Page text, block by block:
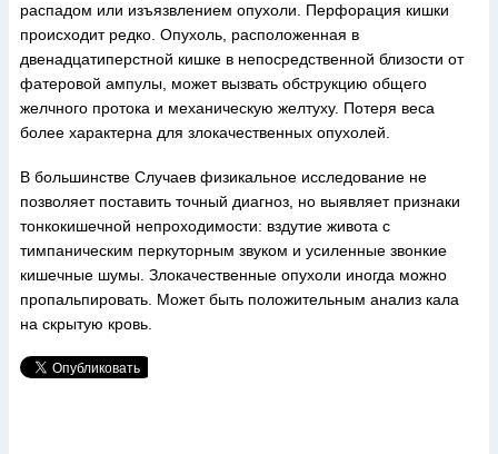
распадом или изъязвлением опухоли. Перфорация кишки
происходит редко. Опухоль, расположенная в
двенадцатиперстной кишке в непосредственной близости от
фатеровой ампулы, может вызвать обструкцию общего
желчного протока и механическую желтуху. Потеря веса
более характерна для злокачественных опухолей.
В большинстве Случаев физикальное исследование не
позволяет поставить точный диагноз, но выявляет признаки
тонкокишечной непроходимости: вздутие живота с
тимпаническим перкуторным звуком и усиленные звонкие
кишечные шумы. Злокачественные опухоли иногда можно
пропальпировать. Может быть положительным анализ кала
на скрытую кровь.